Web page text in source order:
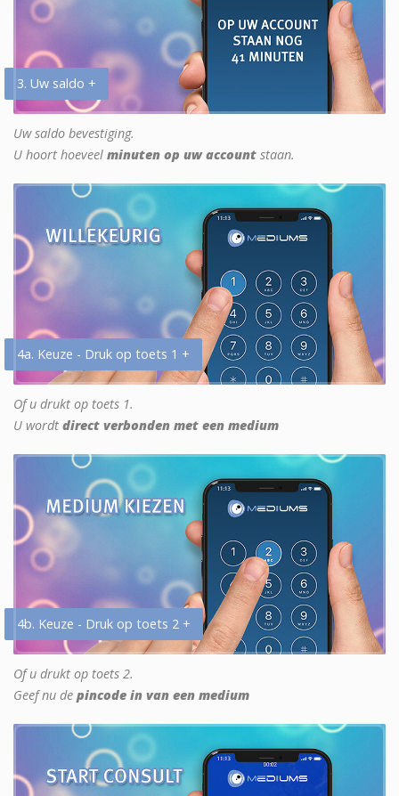
3. Uw saldo +
Uw saldo bevestiging.
U hoort hoeveel minuten op uw account staan.
4a. Keuze - Druk op toets 1 +
Of u drukt op toets 1.
U wordt direct verbonden met een medium
4b. Keuze - Druk op toets 2 +
Of u drukt op toets 2.
Geef nu de pincode in van een medium